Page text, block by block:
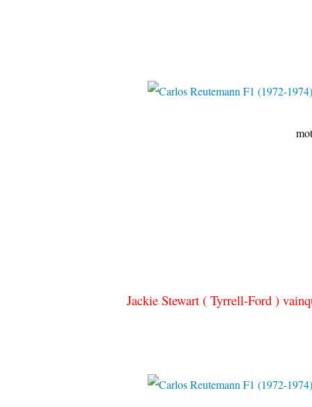
Jackie Stewart ( Tyrrell-Ford )